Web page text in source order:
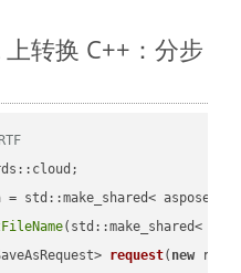
转换 C++：分步
= std::make_shared<
(std::make_shared<
request( new